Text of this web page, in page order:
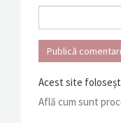
Acest site
Află cum sunt